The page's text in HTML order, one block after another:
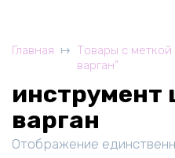
Главная
Товары с
варган”
инструмент
варган
Отображение